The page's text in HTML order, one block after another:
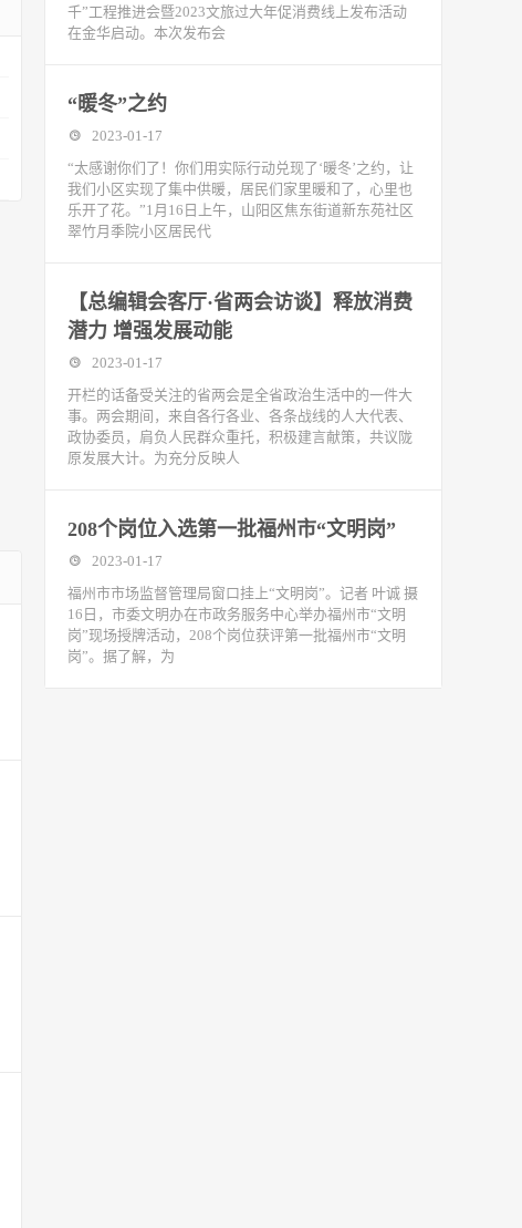
千”工程推进会暨2023文旅过大年促消费线上发布活动
在金华启动。本次发布会
“暖冬”之约
2023-01-17
“太感谢你们了！你们用实际行动兑现了‘暖冬’之约，让
我们小区实现了集中供暖，居民们家里暖和了，心里也
乐开了花。”1月16日上午，山阳区焦东街道新东苑社区
翠竹月季院小区居民代
【总编辑会客厅·省两会访谈】释放消费
潜力 增强发展动能
2023-01-17
开栏的话备受关注的省两会是全省政治生活中的一件大
事。两会期间，来自各行各业、各条战线的人大代表、
政协委员，肩负人民群众重托，积极建言献策，共议陇
原发展大计。为充分反映人
208个岗位入选第一批福州市“文明岗”
2023-01-17
福州市市场监督管理局窗口挂上“文明岗”。记者 叶诚 摄
16日，市委文明办在市政务服务中心举办福州市“文明
岗”现场授牌活动，208个岗位获评第一批福州市“文明
岗”。据了解，为